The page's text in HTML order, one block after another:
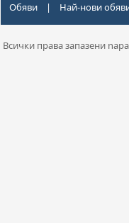
Обяви | Най-нови
Всички права запазени